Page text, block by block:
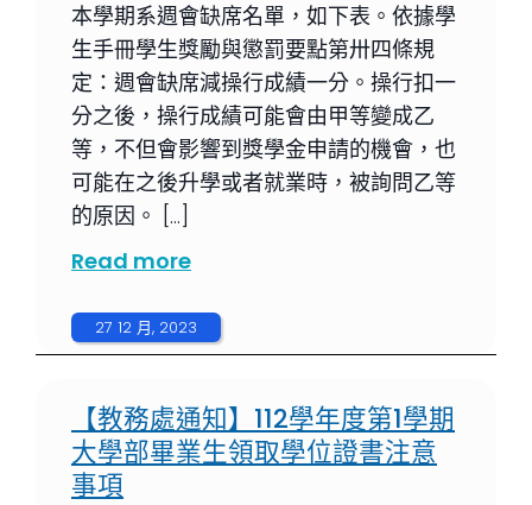
本學期系週會缺席名單，如下表。依據學
生手冊學生獎勵與懲罰要點第卅四條規
定：週會缺席減操行成績一分。操行扣一
分之後，操行成績可能會由甲等變成乙
等，不但會影響到獎學金申請的機會，也
可能在之後升學或者就業時，被詢問乙等
的原因。 […]
Read more
27 12 月, 2023
【教務處通知】112學年度第1學期
大學部畢業生領取學位證書注意
事項